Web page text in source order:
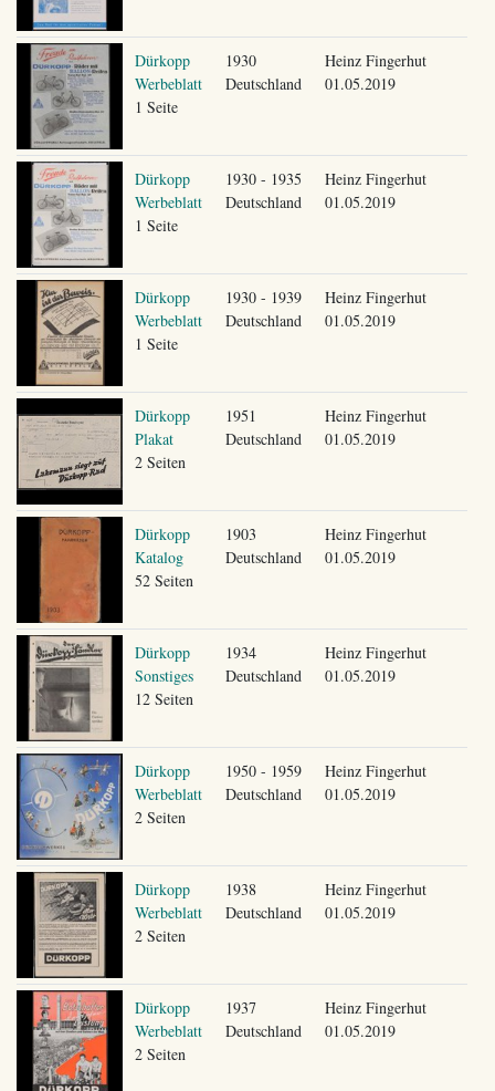
Dürkopp
Werbeblatt
1 Seite
1930
Deutschland
Heinz Fingerhut
01.05.2019
Dürkopp
Werbeblatt
1 Seite
1930 - 1935
Deutschland
Heinz Fingerhut
01.05.2019
Dürkopp
Werbeblatt
1 Seite
1930 - 1939
Deutschland
Heinz Fingerhut
01.05.2019
Dürkopp
Plakat
2 Seiten
1951
Deutschland
Heinz Fingerhut
01.05.2019
Dürkopp
Katalog
52 Seiten
1903
Deutschland
Heinz Fingerhut
01.05.2019
Dürkopp
Sonstiges
12 Seiten
1934
Deutschland
Heinz Fingerhut
01.05.2019
Dürkopp
Werbeblatt
2 Seiten
1950 - 1959
Deutschland
Heinz Fingerhut
01.05.2019
Dürkopp
Werbeblatt
2 Seiten
1938
Deutschland
Heinz Fingerhut
01.05.2019
Dürkopp
Werbeblatt
2 Seiten
1937
Deutschland
Heinz Fingerhut
01.05.2019